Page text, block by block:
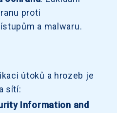
proti
a malwaru.
útoků a hrozeb je
sítí:
Information and